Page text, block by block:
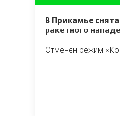
В Прикамье снята
ракетного
Отменён режим